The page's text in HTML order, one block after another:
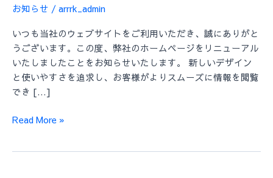
お知らせ / arrrk_admin
いつも当社のウェブサイトをご利用いただき、誠にありがと
うございます。この度、弊社のホームページをリニューアル
いたしましたことをお知らせいたします。 新しいデザイン
と使いやすさを追求し、お客様がよりスムーズに情報を閲覧
でき […]
ム
ー
ジ
リ
ニ
ュ
ア
Read More »